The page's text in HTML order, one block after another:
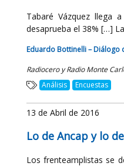
Tabaré Vázquez llega
desaprueba el 38% […]
Eduardo Bottinelli – Diálogo
Radiocero y Radio Monte
Análisis
Encuestas
13 de Abril de 2016
Lo de Ancap y lo
Los frenteamplistas se